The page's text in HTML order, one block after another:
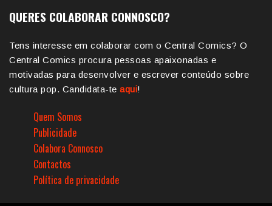
QUERES COLABORAR CONNOSCO?
Tens interesse em colaborar com o Central Comics? O
Central Comics procura pessoas apaixonadas e
motivadas para desenvolver e escrever conteúdo sobre
cultura pop. Candidata-te aqui!
Quem Somos
Publicidade
Colabora Connosco
Contactos
Política de privacidade